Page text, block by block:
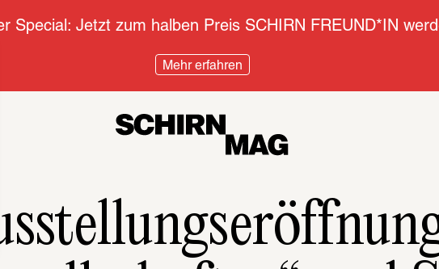
Special: Jetzt zum halben Preis SCHIRN FREUND*IN
Mehr erfahren